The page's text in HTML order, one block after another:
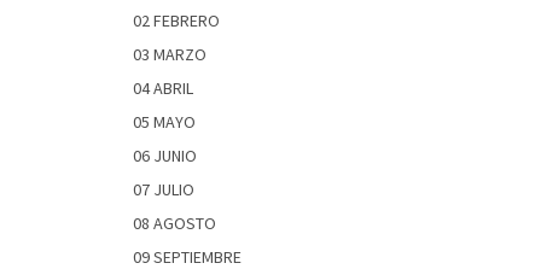
02 FEBRERO
03 MARZO
04 ABRIL
05 MAYO
06 JUNIO
07 JULIO
08 AGOSTO
09 SEPTIEMBRE